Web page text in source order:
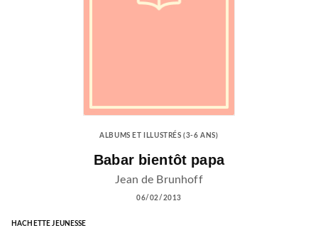
ALBUMS ET ILLUSTRÉS (3-6 ANS)
Babar bientôt papa
Jean de Brunhoff
06/02/2013
HACHETTE JEUNESSE